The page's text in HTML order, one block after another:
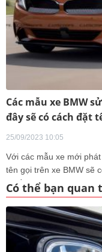
Các mẫu xe BMW
đây sẽ có cách đặt
25/09/2023 10:05
Với các mẫu xe mới
tên gọi trên xe BMW sẽ
truyền động khác nhau.
Có thể bạn quan